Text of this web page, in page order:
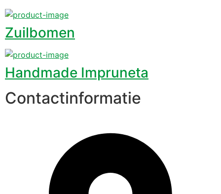
Zuilbomen
Handmade Impruneta
Contactinformatie